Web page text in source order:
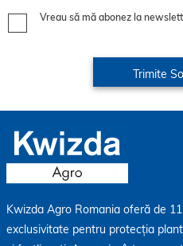
Vreau să mă abonez la
Kwizda Agro Romania oferă de
exclusivitate pentru protecția